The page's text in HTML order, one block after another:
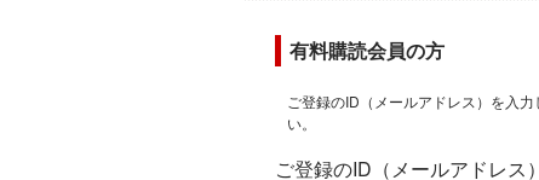
有料購読会員の方
ご登録のID（メールアドレス）を入
い。
ご登録のID（メールアドレス）